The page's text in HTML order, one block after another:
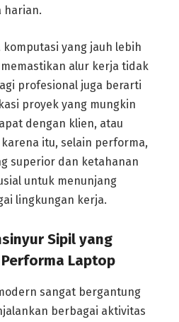
harian.
yang jauh lebih
alur kerja tidak
profesional juga berarti
proyek yang mungkin
dengan klien, atau
itu, selain performa,
superior dan ketahanan
untuk menunjang
lingkungan kerja.
Sipil yang
Laptop
sangat bergantung
berbagai aktivitas